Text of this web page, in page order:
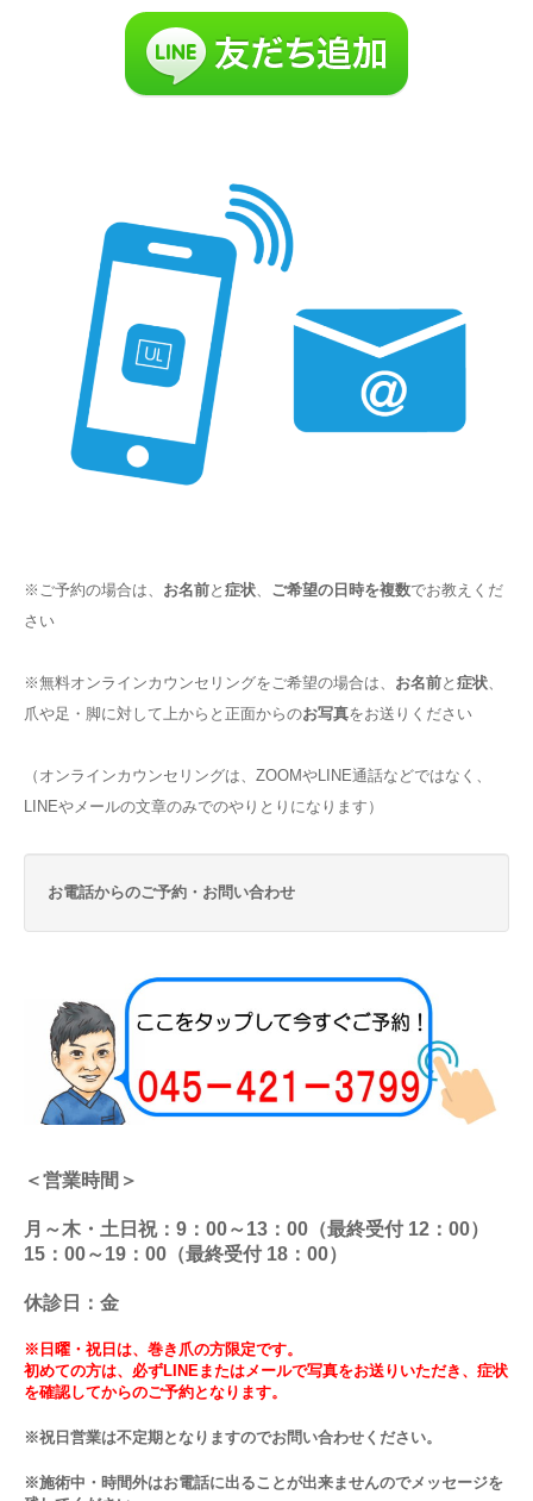
※ご予約の場合は、 お名前と 症状、 ご希望の日時を複数でお教えくだ
さい
※無料オンラインカウンセリングをご希望の場合は、 お名前と 症状、
爪や足・脚に対して上からと正面からのお写真をお送りください
（オンラインカウンセリングは、ZOOMやLINE通話などではなく、
LINEやメールの文章のみでのやりとりになります）
お電話からのご予約・お問い合わせ
＜営業時間＞
月～木・土日祝：9：00～13：00（最終受付 12：00）
15：00～19：00（最終受付 18：00）
休診日：金
※日曜・祝日は、巻き爪の方限定です。
初めての方は、必ずLINEまたはメールで写真をお送りいただき、症状
を確認してからのご予約となります。
※祝日営業は不定期となりますのでお問い合わせください。
※施術中・時間外はお電話に出ることが出来ませんのでメッセージを